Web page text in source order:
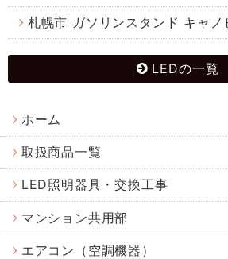
札幌市 ガソリンスタンド キャノ
LEDの一覧
ホーム
取扱商品一覧
LED照明器具・交換工事
マンション共用部
エアコン（空調機器）